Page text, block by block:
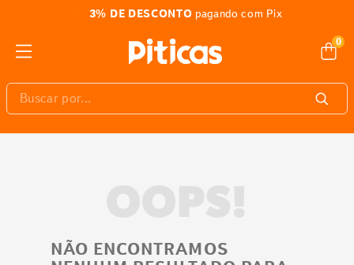
3% DE DESCONTOpagando com Pix
0
Buscar por...
NÃO ENCONTRAMOS